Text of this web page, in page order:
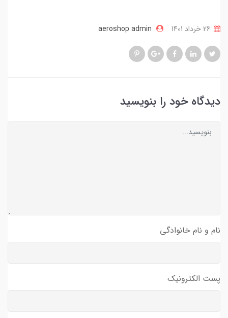
aeroshop admin
دیدگاه خود را بنویسید
نام و نام خانوادگی
پست الکترونیک